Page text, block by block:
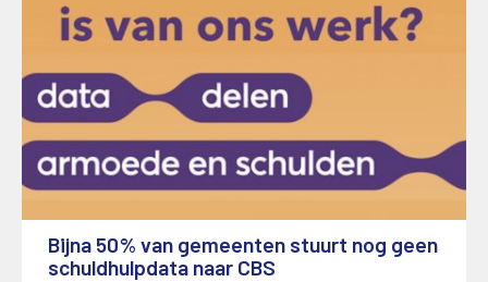
Bijna 50% van gemeenten stuurt nog geen
schuldhulpdata naar CBS